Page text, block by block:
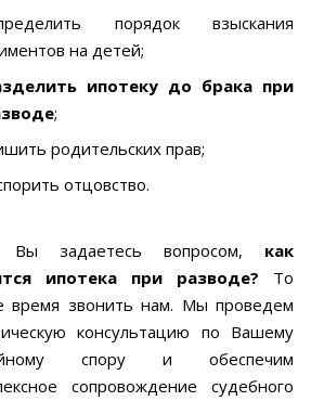
порядок взыскания
на детей;
ипотеку до брака при
;
родительских прав;
отцовство.
Вы задаетесь вопросом, как
ипотека при разводе? То
время звонить нам. Мы проведем
консультацию по Вашему
спору и обеспечим
сопровождение судебного